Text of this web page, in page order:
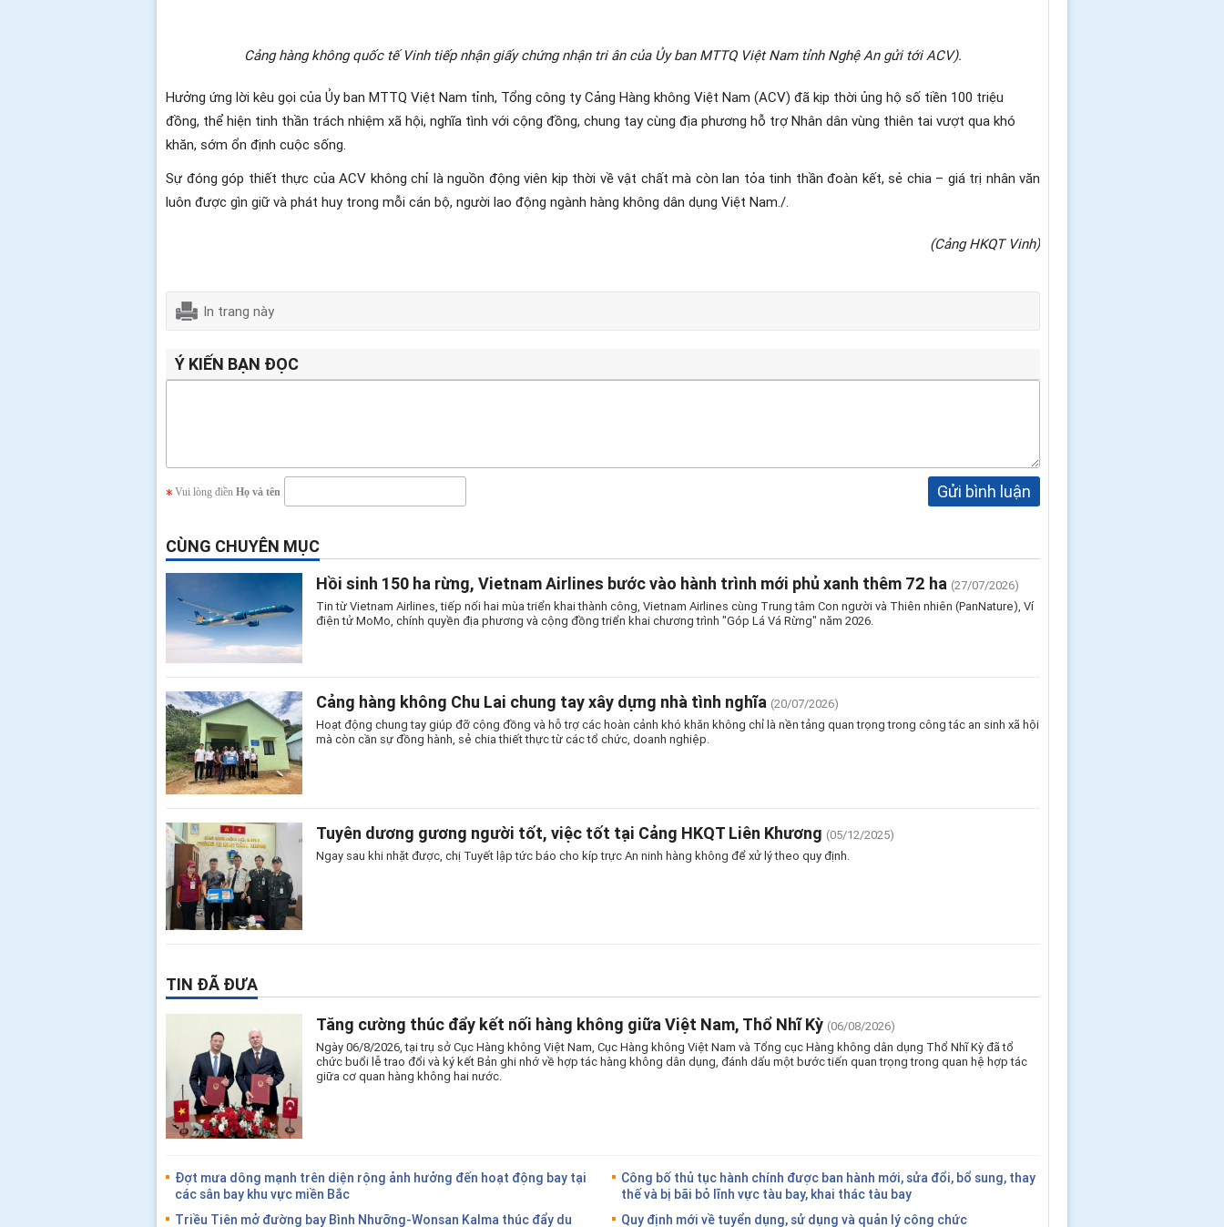
Cảng hàng không quốc tế Vinh tiếp nhận giấy chứng nhận tri ân của Ủy ban MTTQ Việt Nam tỉnh Nghệ An gửi tới ACV).
Hưởng ứng lời kêu gọi của Ủy ban MTTQ Việt Nam tỉnh, Tổng công ty Cảng Hàng không Việt Nam (ACV) đã kịp thời ủng hộ số tiền 100 triệu
đồng, thể hiện tinh thần trách nhiệm xã hội, nghĩa tình với cộng đồng, chung tay cùng địa phương hỗ trợ Nhân dân vùng thiên tai vượt qua khó
khăn, sớm ổn định cuộc sống.
Sự đóng góp thiết thực của ACV không chỉ là nguồn động viên kịp thời về vật chất mà còn lan tỏa tinh thần đoàn kết, sẻ chia – giá trị nhân văn
luôn được gìn giữ và phát huy trong mỗi cán bộ, người lao động ngành hàng không dân dụng Việt Nam. /.
(Cảng HKQT Vinh)
In trang này
Ý KIẾN BẠN ĐỌC
Vui lòng điền Họ và tên Gửi bình luận
CÙNG CHUYÊN MỤC
Hồi sinh 150 ha rừng, Vietnam Airlines bước vào hành trình mới phủ xanh thêm 72 ha (27/07/2026)
Tin từ Vietnam Airlines, tiếp nối hai mùa triển khai thành công, Vietnam Airlines cùng Trung tâm Con người và Thiên nhiên (PanNature), Ví
điện tử MoMo, chính quyền địa phương và cộng đồng triển khai chương trình "Góp Lá Vá Rừng" năm 2026.
Cảng hàng không Chu Lai chung tay xây dựng nhà tình nghĩa (20/07/2026)
Hoạt động chung tay giúp đỡ cộng đồng và hỗ trợ các hoàn cảnh khó khăn không chỉ là nền tảng quan trọng trong công tác an sinh xã hội
mà còn cần sự đồng hành, sẻ chia thiết thực từ các tổ chức, doanh nghiệp.
Tuyên dương gương người tốt, việc tốt tại Cảng HKQT Liên Khương (05/12/2025)
Ngay sau khi nhặt được, chị Tuyết lập tức báo cho kíp trực An ninh hàng không để xử lý theo quy định.
TIN ĐÃ ĐƯA
Tăng cường thúc đẩy kết nối hàng không giữa Việt Nam, Thổ Nhĩ Kỳ (06/08/2026)
Ngày 06/8/2026, tại trụ sở Cục Hàng không Việt Nam, Cục Hàng không Việt Nam và Tổng cục Hàng không dân dụng Thổ Nhĩ Kỳ đã tổ
chức buổi lễ trao đổi và ký kết Bản ghi nhớ về hợp tác hàng không dân dụng, đánh dấu một bước tiến quan trọng trong quan hệ hợp tác
giữa cơ quan hàng không hai nước.
Đợt mưa dông mạnh trên diện rộng ảnh hưởng đến hoạt động bay tại
các sân bay khu vực miền Bắc
Triều Tiên mở đường bay Bình Nhưỡng-Wonsan Kalma thúc đẩy du
Công bố thủ tục hành chính được ban hành mới, sửa đổi, bổ sung, thay
thế và bị bãi bỏ lĩnh vực tàu bay, khai thác tàu bay
Quy định mới về tuyển dụng, sử dụng và quản lý công chức